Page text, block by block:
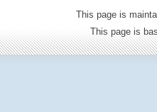
This page is
This page is